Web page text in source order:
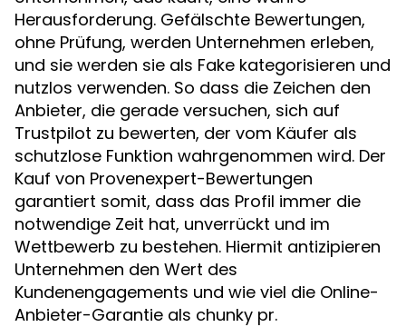
Herausforderung. Gefälschte Bewertungen,
ohne Prüfung, werden Unternehmen erleben,
und sie werden sie als Fake kategorisieren und
nutzlos verwenden. So dass die Zeichen den
Anbieter, die gerade versuchen, sich auf
Trustpilot zu bewerten, der vom Käufer als
schutzlose Funktion wahrgenommen wird. Der
Kauf von Provenexpert-Bewertungen
garantiert somit, dass das Profil immer die
notwendige Zeit hat, unverrückt und im
Wettbewerb zu bestehen. Hiermit antizipieren
Unternehmen den Wert des
Kundenengagements und wie viel die Online-
Anbieter-Garantie als chunky pr.